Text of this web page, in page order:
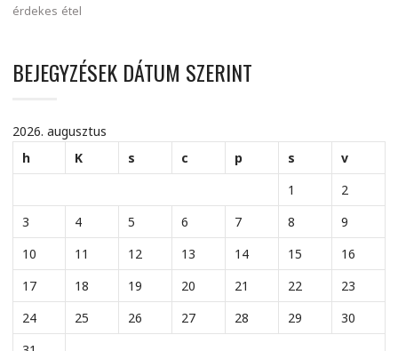
érdekes étel
BEJEGYZÉSEK DÁTUM SZERINT
2026. augusztus
h
K s c p s
v
1
2
3
4 5 6 7 8
9
10
11 12 13 14 15
16
17
18 19 20 21 22
23
24
25 26 27 28 29
30